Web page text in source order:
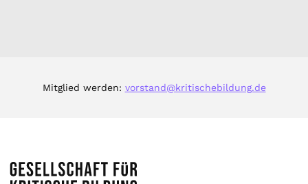
Mitglied werden: vorstand@kritischebildung.de